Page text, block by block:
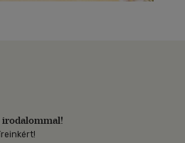
irodalommal!